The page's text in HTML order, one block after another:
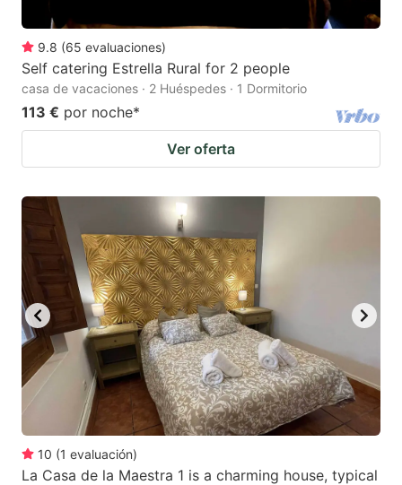
9.8 (65 evaluaciones)
Self catering Estrella Rural for 2 people
casa de vacaciones · 2 Huéspedes · 1 Dormitorio
113 € por noche*
Ver oferta
10 (1 evaluación)
La Casa de la Maestra 1 is a charming house, typical